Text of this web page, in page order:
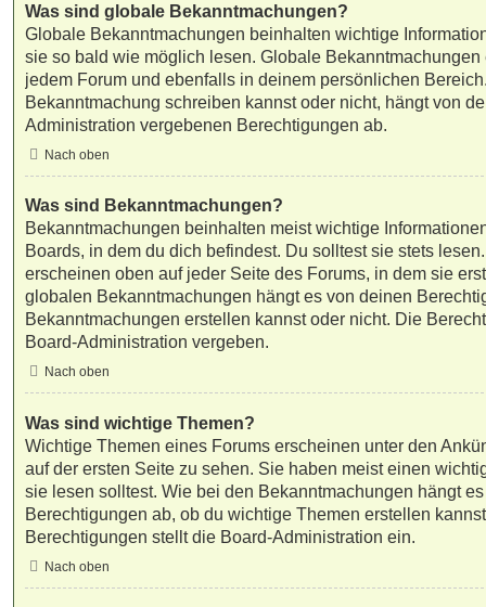
Was sind globale Bekanntmachungen?
Globale Bekanntmachungen beinhalten wichtige
sie so bald wie möglich lesen. Globale
jedem Forum und ebenfalls in deinem persönlichen
Bekanntmachung schreiben kannst oder nicht, hängt von
Administration vergebenen Berechtigungen ab.
Nach oben
Was sind Bekanntmachungen?
Bekanntmachungen beinhalten meist wichtige
Boards, in dem du dich befindest. Du solltest sie stets
erscheinen oben auf jeder Seite des Forums, in dem sie
globalen Bekanntmachungen hängt es von deinen
Bekanntmachungen erstellen kannst oder nicht. Die
Board-Administration vergeben.
Nach oben
Was sind wichtige Themen?
Wichtige Themen eines Forums erscheinen unter den
auf der ersten Seite zu sehen. Sie haben meist einen
sie lesen solltest. Wie bei den Bekanntmachungen hängt
Berechtigungen ab, ob du wichtige Themen erstellen
Berechtigungen stellt die Board-Administration ein.
Nach oben